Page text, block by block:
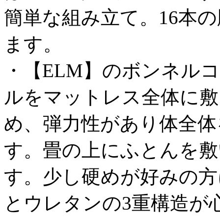
簡単な組み立て。16本
ます。
・【ELM】のボンネル
ルをマットレス全体に
め、弾力性があり体全
す。畳の上にふとんを
す。少し硬めが好みの
とウレタンの3重構造が